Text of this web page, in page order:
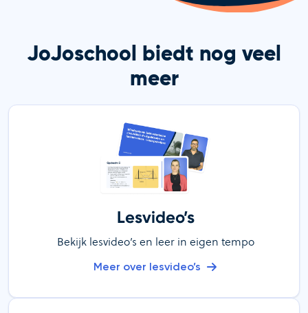
JoJoschool biedt nog veel
meer
Lesvideo’s
Bekijk lesvideo’s en leer in eigen tempo
Meer over lesvideo’s